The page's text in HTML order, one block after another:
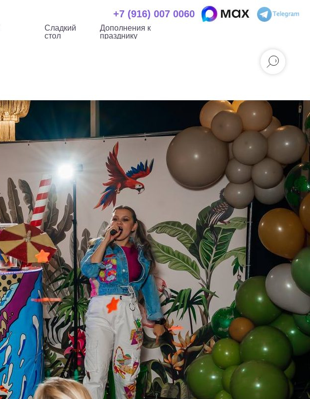
Сладкий
стол
+7 (916) 007 0060
Дополнения к
празднику
+7 (916) 007
0060
Дополнения к празднику